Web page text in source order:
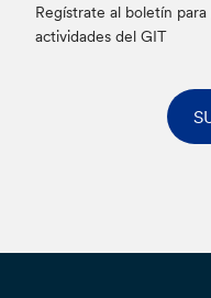
Regístrate al boletín
actividades del GIT